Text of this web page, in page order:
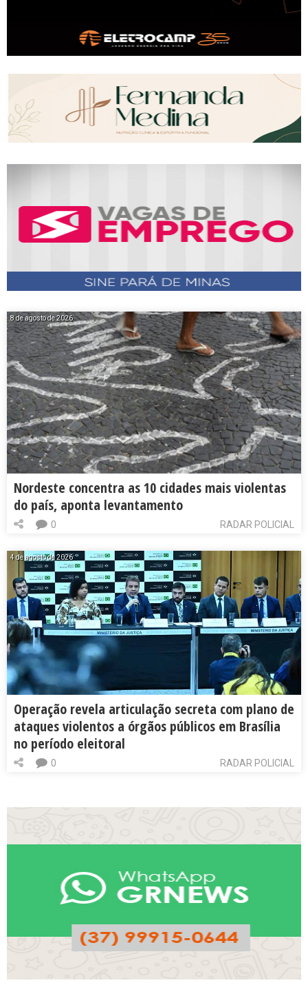
8 de agosto de 2026
Nordeste concentra as 10 cidades mais violentas
do país, aponta levantamento
RADAR POLICIAL
0
4 de agosto de 2026
Operação revela articulação secreta com plano de
ataques violentos a órgãos públicos em Brasília
no período eleitoral
RADAR POLICIAL
0